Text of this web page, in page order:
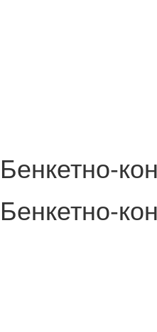
Бенкетно-
Бенкетно-